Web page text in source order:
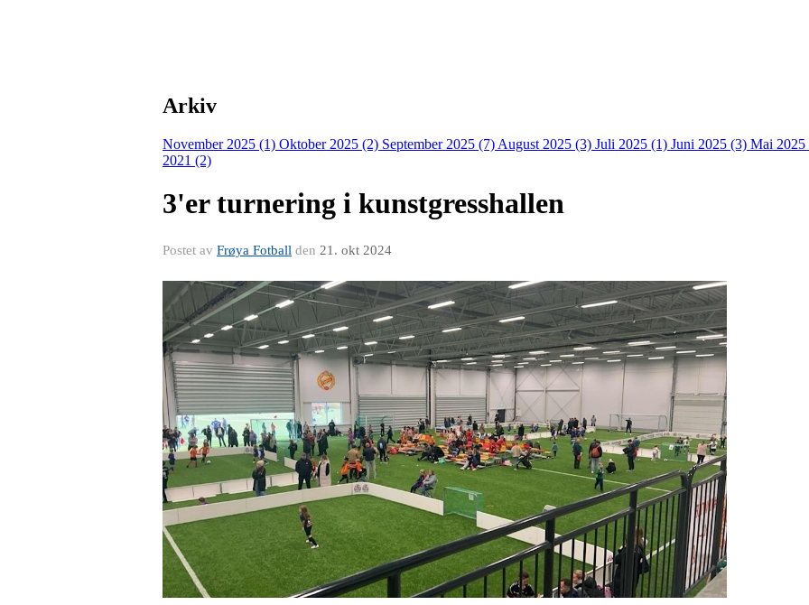
Arkiv
November 2025 (1) Oktober 2025 (2) September 2025 (7) August 2025 (3) Juli 2025 (1) Juni 2025 (3) Mai 2025
2021 (2)
3'er turnering i kunstgresshallen
Postet av Frøya Fotball den 21. okt 2024